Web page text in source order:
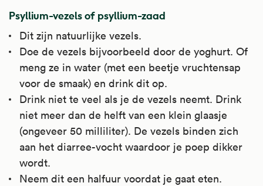
Het wordt gebruikt bij maagklachten (zoals
brandend maagzuur) en verstopping, zoals bij
het prikkelbaredarmsyndroom.
Het wordt soms gebruikt bij spierkrampen in
de kuit tijdens de zwangerschap en bij een
darmafsluiting in de laatste levensfase
(palliatieve zorg).
Kijk voor meer informatie op
Apotheek.nl
darmonderzoek of darmoperatie. Het wordt
soms gebruikt bij vergiftiging, om de darmen
snel leeg te maken, bij
prikkelbaredarmsyndroom met verstopping
en een verstopping of darmafsluiting in de
laatste levensfase (palliatieve zorg).
Kijk voor meer informatie op
Apotheek.nl
.
prikkelbaredarmsyndroom, als u ook
verstopping heeft. Ook schrijven artsen het
soms voor bij verstopping in de laatste
levensfase (palliatieve zorg).
Kijk voor meer informatie op
Apotheek.nl
.
Psyllium-vezels of psyllium-zaad
Dit zijn natuurlijke vezels.
Doe de vezels bijvoorbeeld door de yoghurt. Of
meng ze in water (met een beetje vruchtensap
voor de smaak) en drink dit op.
Drink niet te veel als je de vezels neemt. Drink
niet meer dan de helft van een klein glaasje
(ongeveer 50 milliliter). De vezels binden zich
aan het diarree-vocht waardoor je poep dikker
wordt.
Neem dit een halfuur voordat je gaat eten.